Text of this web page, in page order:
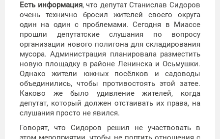
Есть информация, что депутат Станислав Сидоров
очень технично бросил жителей своего округа
один на один с проблемами. Сегодня в Миассе
прошли депутатские слушания по вопросу
организации нового полигона для складирования
мусора. Администрация планировала разместить
новую площадку в районе Ленинска и Осьмушки.
Однако жители южных посёлков и садоводы
объединились, чтобы противостоять этой затее.
Каково же было удивление жителей, когда
депутат, который должен отстаивать их права, на
слушания просто не явился.
Говорят, что Сидоров решил не участвовать в